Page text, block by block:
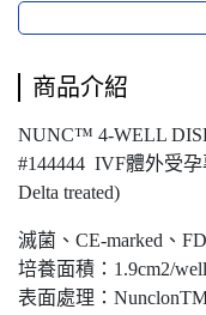
商品介紹
NUNC™ 4-WELL
#144444 IVF體外受
Delta treated)
滅菌、CE-marked、
培養面積：1.9cm2/well
表面處理：